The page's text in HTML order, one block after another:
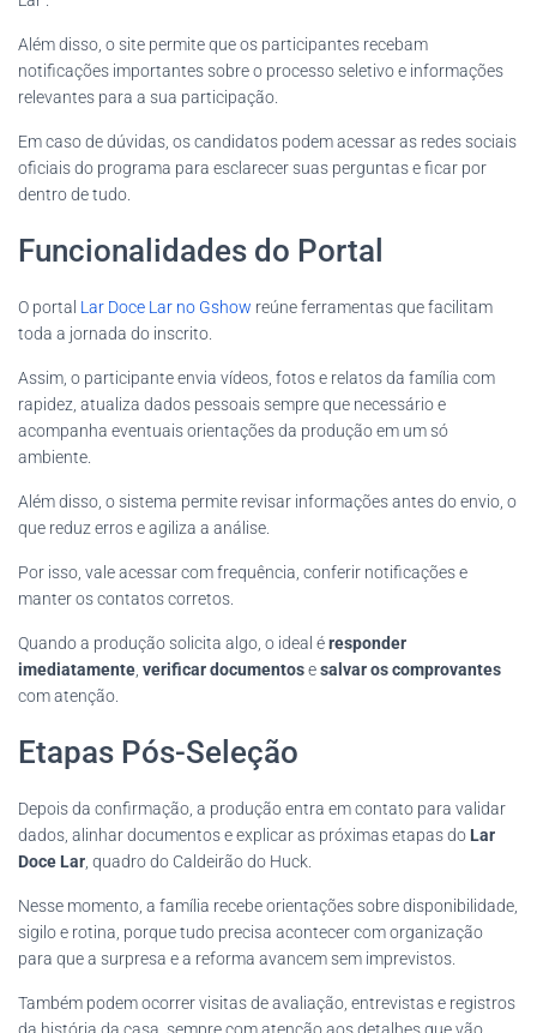
Além disso, o site permite que os participantes recebam
notificações importantes sobre o processo seletivo e informações
relevantes para a sua participação.
Em caso de dúvidas, os candidatos podem acessar as redes sociais
oficiais do programa para esclarecer suas perguntas e ficar por
dentro de tudo.
Funcionalidades do Portal
O portal Lar Doce Lar no Gshow reúne ferramentas que facilitam
toda a jornada do inscrito.
Assim, o participante envia vídeos, fotos e relatos da família com
rapidez, atualiza dados pessoais sempre que necessário e
acompanha eventuais orientações da produção em um só
ambiente.
Além disso, o sistema permite revisar informações antes do envio, o
que reduz erros e agiliza a análise.
Por isso, vale acessar com frequência, conferir notificações e
manter os contatos corretos.
Quando a produção solicita algo, o ideal éresponder
imediatamente verificar documentosesalvar os comprovantes
com atenção.
Etapas Pós-Seleção
Depois da confirmação, a produção entra em contato para validar
dados, alinhar documentos e explicar as próximas etapas do Lar
Doce Lar , quadro do Caldeirão do Huck.
Nesse momento, a família recebe orientações sobre disponibilidade,
sigilo e rotina, porque tudo precisa acontecer com organização
para que a surpresa e a reforma avancem sem imprevistos.
Também podem ocorrer visitas de avaliação, entrevistas e registros